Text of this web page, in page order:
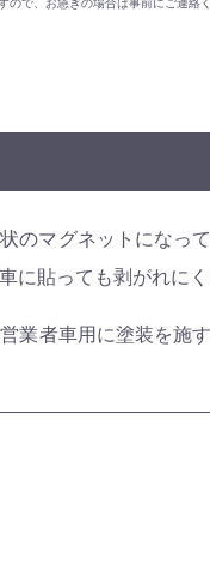
で、お急ぎの場合は事前にご連絡く
のマグネットになっ
貼っても剥がれにく
業者車用に塗装を施